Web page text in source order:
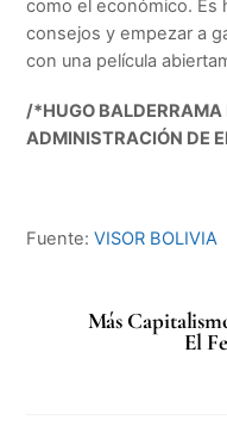
como el económico. Es
consejos y empezar a
con una película
/*HUGO BALDERRAMA
ADMINISTRACIÓN DE
Fuente:VISOR BOLIVIA
Más
El